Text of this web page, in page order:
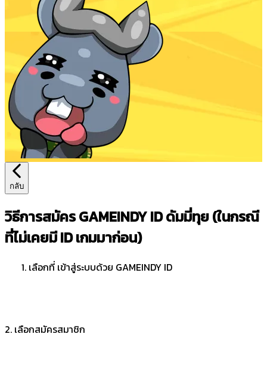
กลับ
วิธีการสมัคร GAMEINDY ID ดัมมี่ทุย (ในกรณี
ที่ไม่เคยมี ID เกมมาก่อน)
เลือกที่ เข้าสู่ระบบด้วย GAMEINDY ID
2. เลือกสมัครสมาชิก